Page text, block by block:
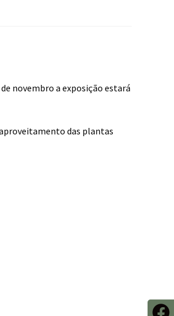
novembro a exposição estará
das plantas